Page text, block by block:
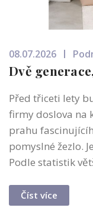
08.07.2026
Dvě
Před třiceti lety
firmy doslova na
prahu
pomyslné žezlo.
Podle statistik
Číst více